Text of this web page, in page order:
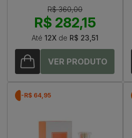
R$ 360,00
R$ 282,15
Até 12X de R$ 23,51
-R$ 64,95